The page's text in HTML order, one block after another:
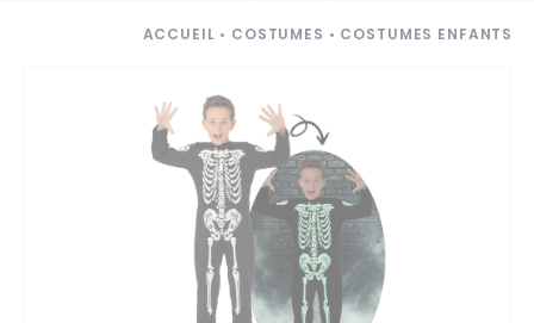
ACCUEIL • COSTUMES • COSTUMES ENFANTS